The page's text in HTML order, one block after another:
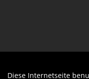
Diese Internetseite